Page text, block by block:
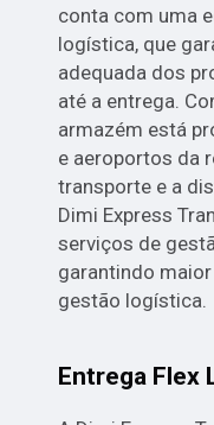
conta com uma
logística, que
adequada dos
até a entrega.
armazém está
e aeroportos da
transporte e a
Dimi Express
serviços de
garantindo
gestão logística.
Entrega Flex